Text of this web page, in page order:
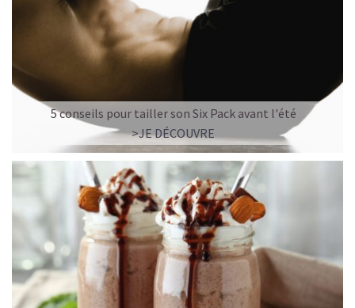
5 conseils pour tailler son Six Pack avant l'été
>JE DÉCOUVRE